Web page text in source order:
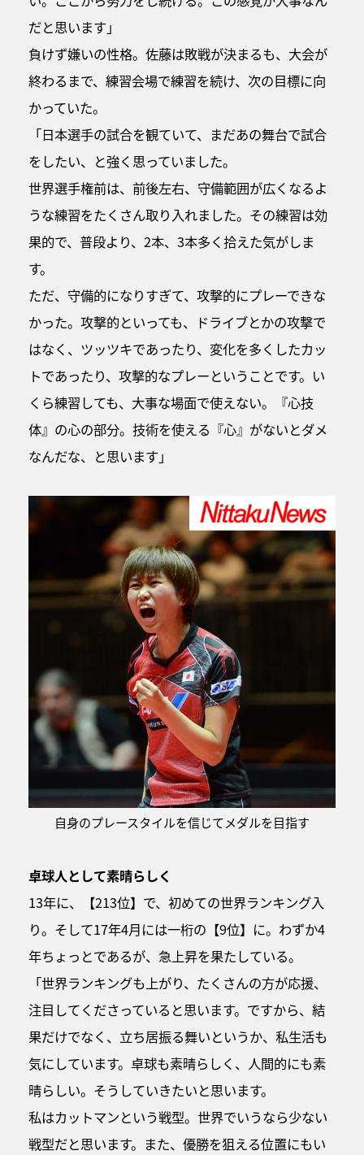
だと思います」
負けず嫌いの性格。佐藤は敗戦が決まるも、大会が
終わるまで、練習会場で練習を続け、次の目標に向
かっていた。
「日本選手の試合を観ていて、まだあの舞台で試合
をしたい、と強く思っていました。
世界選手権前は、前後左右、守備範囲が広くなるよ
うな練習をたくさん取り入れました。その練習は効
果的で、普段より、2本、3本多く拾えた気がしま
す。
ただ、守備的になりすぎて、攻撃的にプレーできな
かった。攻撃的といっても、ドライブとかの攻撃で
はなく、ツッツキであったり、変化を多くしたカッ
トであったり、攻撃的なプレーということです。い
くら練習しても、大事な場面で使えない。『心技
体』の心の部分。技術を使える『心』がないとダメ
なんだな、と思います」
自身のプレースタイルを信じてメダルを目指す
卓球人として素晴らしく
13年に、【213位】で、初めての世界ランキング入
り。そして17年4月には一桁の【9位】に。わずか4
年ちょっとであるが、急上昇を果たしている。
「世界ランキングも上がり、たくさんの方が応援、
注目してくださっていると思います。ですから、結
果だけでなく、立ち居振る舞いというか、私生活も
気にしています。卓球も素晴らしく、人間的にも素
晴らしい。そうしていきたいと思います。
私はカットマンという戦型。世界でいうなら少ない
戦型だと思います。また、優勝を狙える位置にもい